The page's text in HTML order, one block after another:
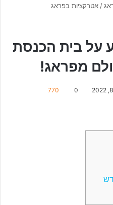
/אטרקציות בפראג
על בית הכנסת
מפראג!
0
770